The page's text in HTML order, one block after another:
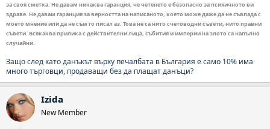
за своя сметка. Не давам никаква гаранция, че четенето е безопасно за психичното ви
здраве. Не давам гаранция за верността на написаното, което може даже да не съвпада с
моето мнение или да не съм го писал аз. Това не са нито счетоводни съвети, нито правни
съвети. Всякаква прилика с действителни лица, събития и империи на злото са напълно
случайни.
Защо след като данъкът върху печалбата в България е само 10% има
много търговци, продаващи без да плащат данъци?
Izida
New Member